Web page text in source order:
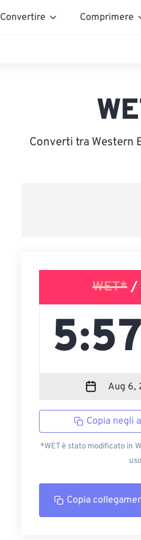
Convertire Comprimere
Converti tra Western
WET* /
Copia negli
*WET è stato modificato in
uso
Copia